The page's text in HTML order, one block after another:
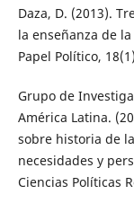
Daza, D. (2013).
la enseñanza de
Papel Político,
Grupo de
América Latina.
sobre historia de
necesidades y
Ciencias Políticas